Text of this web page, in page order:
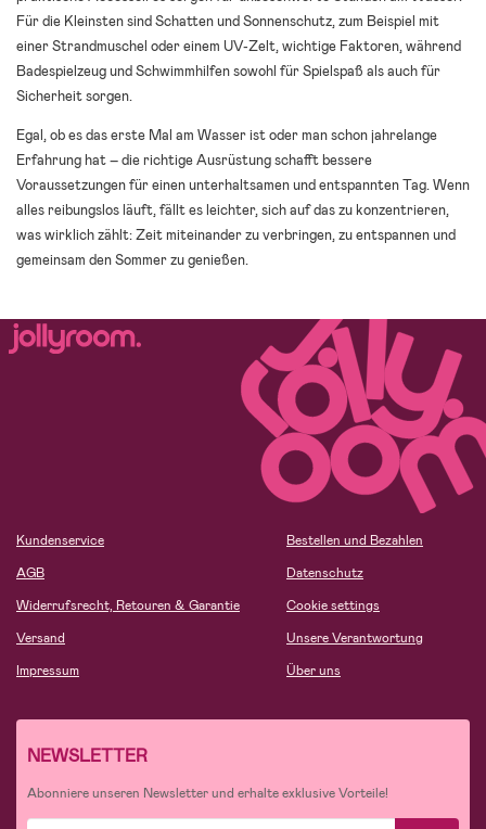
Für die Kleinsten sind Schatten und Sonnenschutz, zum Beispiel mit
einer Strandmuschel oder einem UV-Zelt, wichtige Faktoren, während
Badespielzeug und Schwimmhilfen sowohl für Spielspaß als auch für
Sicherheit sorgen.
Egal, ob es das erste Mal am Wasser ist oder man schon jahrelange
Erfahrung hat – die richtige Ausrüstung schafft bessere
Voraussetzungen für einen unterhaltsamen und entspannten Tag. Wenn
alles reibungslos läuft, fällt es leichter, sich auf das zu konzentrieren,
was wirklich zählt: Zeit miteinander zu verbringen, zu entspannen und
gemeinsam den Sommer zu genießen.
Kundenservice
AGB
Widerrufsrecht, Retouren & Garantie
Versand
Impressum
Bestellen und Bezahlen
Datenschutz
Cookie settings
Unsere Verantwortung
Über uns
NEWSLETTER
Abonniere unseren Newsletter und erhalte exklusive Vorteile!